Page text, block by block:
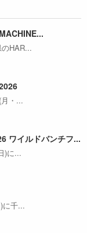
HAR...
・...
ワイルドバンチフ...
)に...
に千...